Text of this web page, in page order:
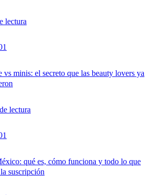
lectura
vs minis: el secreto que las beauty lovers ya
lectura
qué es, cómo funciona y todo lo que
suscripción